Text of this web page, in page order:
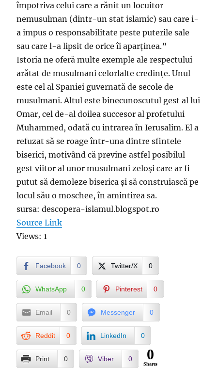
împotriva celui care a rănit un locuitor
nemusulman (dintr-un stat islamic) sau care i-
a impus o responsabilitate peste puterile sale
sau care l-a lipsit de orice îi aparținea.”
Istoria ne oferă multe exemple ale respectului
arătat de musulmani celorlalte credințe. Unul
este cel al Spaniei guvernată de secole de
musulmani. Altul este binecunoscutul gest al lui
Omar, cel de-al doilea succesor al profetului
Muhammed, odată cu intrarea în Ierusalim. El a
refuzat să se roage într-una dintre sfintele
biserici, motivând că previne astfel posibilul
gest viitor al unor musulmani zeloși care ar fi
putut să demoleze biserica și să construiască pe
locul său o moschee, în amintirea sa.
sursa: descopera-islamul.blogspot.ro
Source Link
Views: 1
Facebook 0 Twitter/X 0
WhatsApp 0 Pinterest 0
Email 0 Messenger 0
Reddit 0 LinkedIn 0
Print 0 Viber 0 0
Shares